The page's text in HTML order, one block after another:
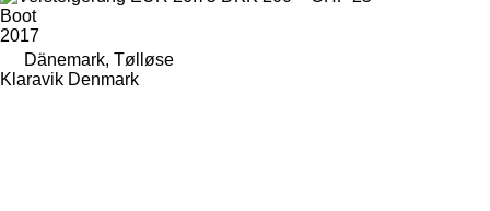
Boot
2017
Dänemark, Tølløse
Klaravik Denmark